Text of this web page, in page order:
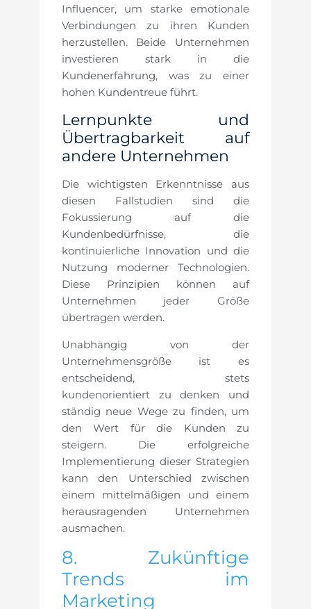
Influencer, um starke emotionale
Verbindungen zu ihren Kunden
herzustellen. Beide Unternehmen
investieren stark in die
Kundenerfahrung, was zu einer
hohen Kundentreue führt.
Lernpunkte und
Übertragbarkeit auf
andere Unternehmen
Die wichtigsten Erkenntnisse aus
diesen Fallstudien sind die
Fokussierung auf die
Kundenbedürfnisse, die
kontinuierliche Innovation und die
Nutzung moderner Technologien.
Diese Prinzipien können auf
Unternehmen jeder Größe
übertragen werden.
Unabhängig von der
Unternehmensgröße ist es
entscheidend, stets
kundenorientiert zu denken und
ständig neue Wege zu finden, um
den Wert für die Kunden zu
steigern. Die erfolgreiche
Implementierung dieser Strategien
kann den Unterschied zwischen
einem mittelmäßigen und einem
herausragenden Unternehmen
ausmachen.
8. Zukünftige
Trends im
Marketing